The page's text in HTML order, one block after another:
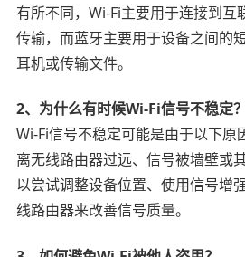
有所不同，Wi-Fi主要用于连接到互
传输，而蓝牙主要用于设备之间的
耳机或传输文件。
2、为什么有时候Wi-Fi信号不稳定？
Wi-Fi信号不稳定可能是由于以下原
离无线路由器过远、信号被墙壁或
以尝试调整设备位置、使用信号增
线路由器来改善信号质量。